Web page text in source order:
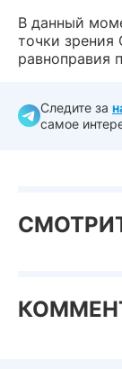
В данный
точки зрения
равноправия
Следите за
самое